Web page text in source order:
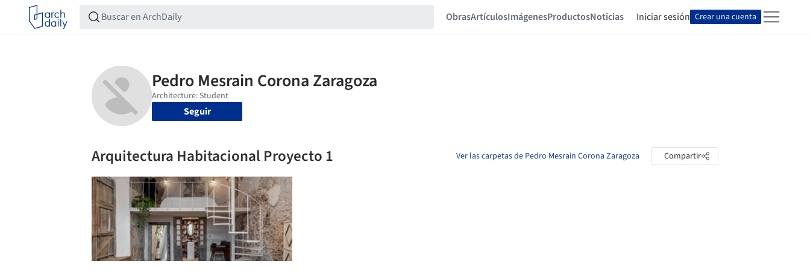
ObrasArtículosImágenesProductosNoticias Iniciar sesión Crear una cuenta
Seguir
Arquitectura Habitacional Proyecto 1 Ver las carpetas de Pedro Mesrain Corona Zaragoza Compartir